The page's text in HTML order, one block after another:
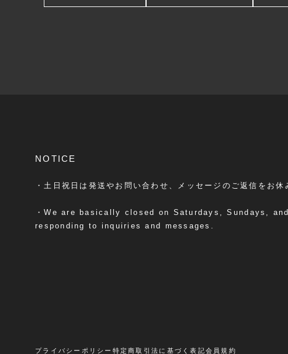
NOTICE
・土日祝日は発送やお問い合わせ、メッセージのご返信をお休
・We are basically closed on Saturdays, Sundays,
responding to inquiries and messages.
プライバシーポリシー 特定商取引法に基づく表記会員規約